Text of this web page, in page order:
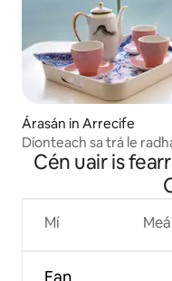
Árasán in Arrecife
Díonteach sa trá le
Cén uair is
Mí